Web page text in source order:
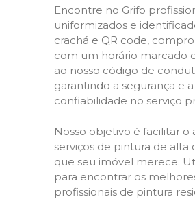
Encontre no Grifo
uniformizados e
crachá e QR code,
com um horário marcado
ao nosso código de
garantindo a segurança e a
confiabilidade no serviço
Nosso objetivo é facilitar o
serviços de pintura de alta
que seu imóvel merece.
para encontrar os
profissionais de pintura